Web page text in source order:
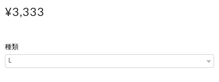
¥3,333
種類